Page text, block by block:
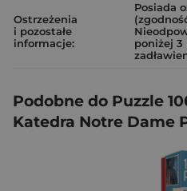
Ostrzeżenia
i pozostałe
informacje:
Posiada
poniżej 3
Podobne do Puzzle
Katedra Notre Dame